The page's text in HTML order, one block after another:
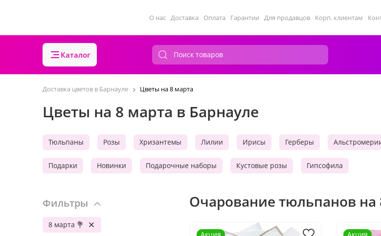
О нас Доставка Оплата Гарантии Для продавцов Корп. клиентам
Каталог
Доставка цветов в Барнауле Цветы на 8 марта
Цветы на 8 марта в Барнауле
Тюльпаны Розы Хризантемы Лилии Ирисы Герберы
Подарки Новинки Подарочные наборы Кустовые розы Гипсофила
Фильтры
8 марта 💐
Очарование тюльпанов на